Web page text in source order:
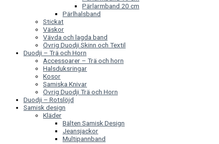
Pärlarmband 20 cm
Pärlhalsband
Stickat
Väskor
Vävda och lagda band
Övrig Duodji Skinn och Textil
Duodji – Trä och Horn
Accessoarer – Trä och horn
Halsduksringar
Kosor
Samiska Knivar
Övrig Duodji Trä och Horn
Duodji – Rotslöjd
Samisk design
Kläder
Bälten Samisk Design
Jeansjackor
Multipannband